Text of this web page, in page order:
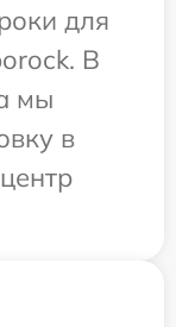
для
В
мы
в